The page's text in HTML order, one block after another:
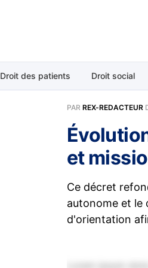
Droit des patients Droit social
PAR REX-REDACTEUR
et
Ce décret
autonome et le
d'orientation
Lorem ipsum